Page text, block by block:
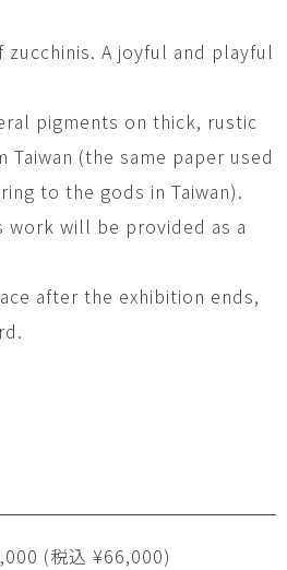
A joyful and playful
pigments on thick, rustic
Taiwan (the same paper used
to the gods in Taiwan).
work will be provided as a
after the exhibition ends,
(税込 ¥66,000)